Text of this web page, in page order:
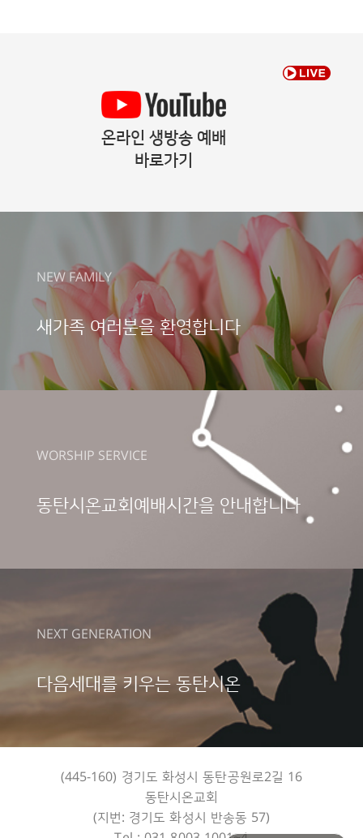
온라인 생방송 예배
바로가기
NEW FAMILY
새가족 여러분을환영합니다
WORSHIP SERVICE
동탄시온교회 예배시간을 안내합니다
NEXT GENERATION
다음세대를 키우는 동탄시온
(445-160) 경기도 화성시 동탄공원로2길 16
동탄시온교회
(지번: 경기도 화성시 반송동 57)